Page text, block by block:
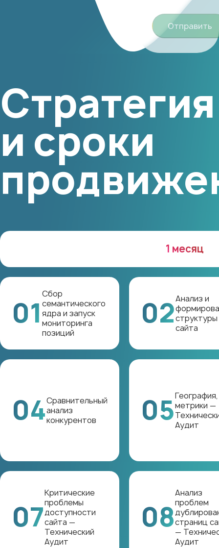
Отправить
Стратегия
и сроки
1 месяц
01
Сбор
семантического
ядра и запуск
мониторинга
позиций
02Анализ и
структуры
сайта
04Сравнительный
анализ
конкурентов
05География,
метрики —
Аудит
07
Критические
проблемы
доступности
сайта —
Технический
Аудит
08
Анализ
проблем
страниц
—
Аудит